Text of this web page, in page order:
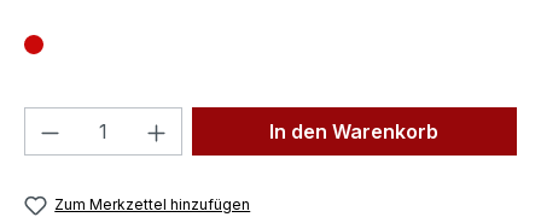
Produkt Anzahl: Gib denIn den Warenkorb
Zum Merkzettel hinzufügen